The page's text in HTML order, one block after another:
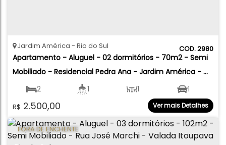
2980
Apartamento - Aluguel - 02 dormitórios - 70m2 - Semi
Mobiliado - Residencial Pedra Ana - Jardim América -
Rio do Sul
R$ 2.500,00
Jardim América Rio do Sul
2 1
70.00m²
1 1
Ver mais Detalhes
FORA DE ENCHENTE